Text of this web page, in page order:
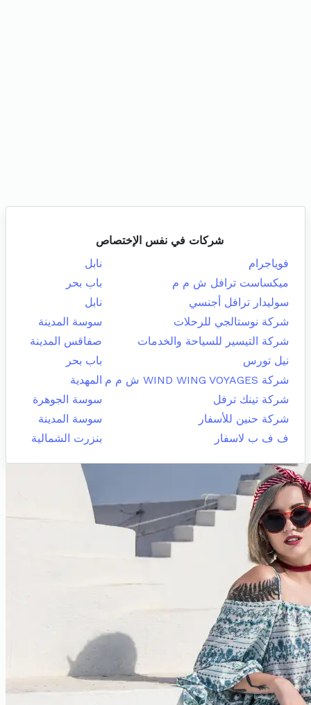
شركات في نفس الإختصاص
فوياجرام
نابل
ميكساست ترافل ش م م
باب بحر
سوليدار ترافل أجنسي
نابل
شركة نوستالجي للرحلات
سوسة المدينة
شركة التيسير للسياحة والخدمات
صفاقس المدينة
نيل تورس
باب بحر
شركة WIND WING VOYAGES ش م م
المهدية
شركة تينك ترفل
سوسة الجوهرة
شركة حنين للأسفار
سوسة المدينة
ف ف ب لاسفار
بنزرت الشمالية